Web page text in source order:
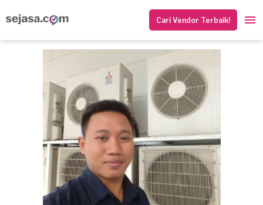
Cari Vendor Terbaik!